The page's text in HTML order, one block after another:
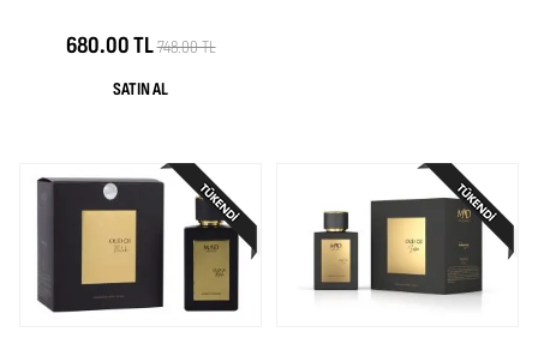
680.00 TL748.00 TL